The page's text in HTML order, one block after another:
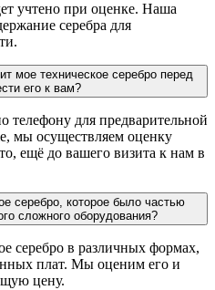
учтено при оценке. Наша
серебра для
мое техническое серебро перед
его к вам?
телефону для предварительной
мы осуществляем оценку
ещё до вашего визита к нам в
серебро, которое было частью
сложного оборудования?
серебро в различных формах,
плат. Мы оценим его и
цену.